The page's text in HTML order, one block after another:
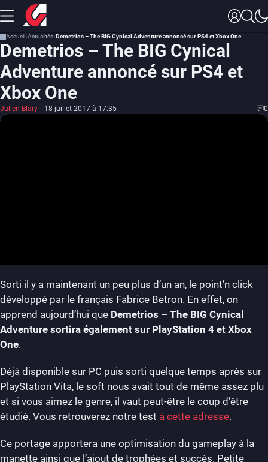
Accueil Actualités Demetrios – The BIG Cynical Adventure annoncé sur PS4 et Xbox One
Demetrios – The BIG Cynical
Adventure annoncé sur PS4 et
Xbox One
Julien Blary 18 juillet 2017 à 17:35 0
Sorti il y a maintenant un peu plus d’un an, le point’n click
développé par le français Fabrice Betron. En effet, on
apprend aujourd’hui que Demetrios – The BIG Cynical
Adventure sortira également sur PlayStation 4 et Xbox
One.
Déjà disponible sur PC puis sorti quelque temps après sur
PlayStation Vita, le soft nous avait tout de même assez plu
et si vous aimez le genre, il vaut peut-être le coup d’être
étudié. Vous retrouverez notre test à cette adresse.
Ce portage apportera une optimisation du gameplay à la
manette ainsi que l’ajout de trophées et succès. Petite